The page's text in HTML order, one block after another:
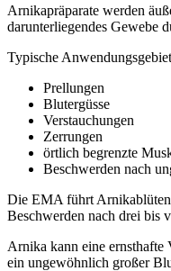
Arnikapräparate werden
darunterliegendes Gewebe
Typische
Prellungen
Blutergüsse
Verstauchungen
Zerrungen
örtlich begrenzte
Beschwerden nach
Die EMA führt Arnikablüten
Beschwerden nach drei bis
Arnika kann eine ernsthafte
ein ungewöhnlich großer